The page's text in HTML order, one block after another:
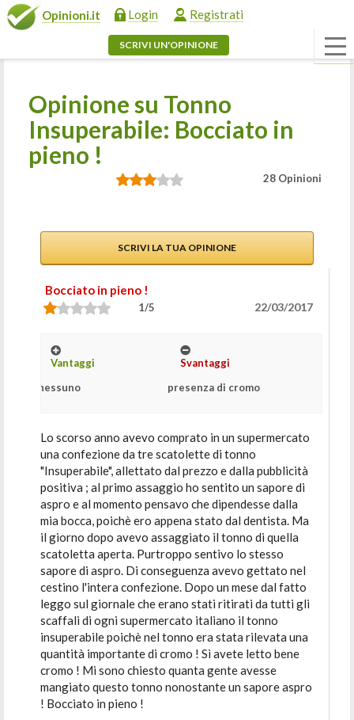
Opinioni.it Login Registrati
SCRIVI UN'OPINIONE
Opinione su Tonno
Insuperabile: Bocciato in
pieno !
28 Opinioni
SCRIVI LA TUA OPINIONE
Bocciato in pieno !
1/5 22/03/2017
Vantaggi
nessuno
Svantaggi
presenza di cromo
Lo scorso anno avevo comprato in un supermercato
una confezione da tre scatolette di tonno
"Insuperabile", allettato dal prezzo e dalla pubblicità
positiva ; al primo assaggio ho sentito un sapore di
aspro e al momento pensavo che dipendesse dalla
mia bocca, poichè ero appena stato dal dentista. Ma
il giorno dopo avevo assaggiato il tonno di quella
scatoletta aperta. Purtroppo sentivo lo stesso
sapore di aspro. Di conseguenza avevo gettato nel
cestino l'intera confezione. Dopo un mese dal fatto
leggo sul giornale che erano stati ritirati da tutti gli
scaffali di ogni supermercato italiano il tonno
insuperabile poichè nel tonno era stata rilevata una
quantità importante di cromo ! Sì avete letto bene
cromo ! Mi sono chiesto quanta gente avesse
mangiato questo tonno nonostante un sapore aspro
! Bocciato in pieno !